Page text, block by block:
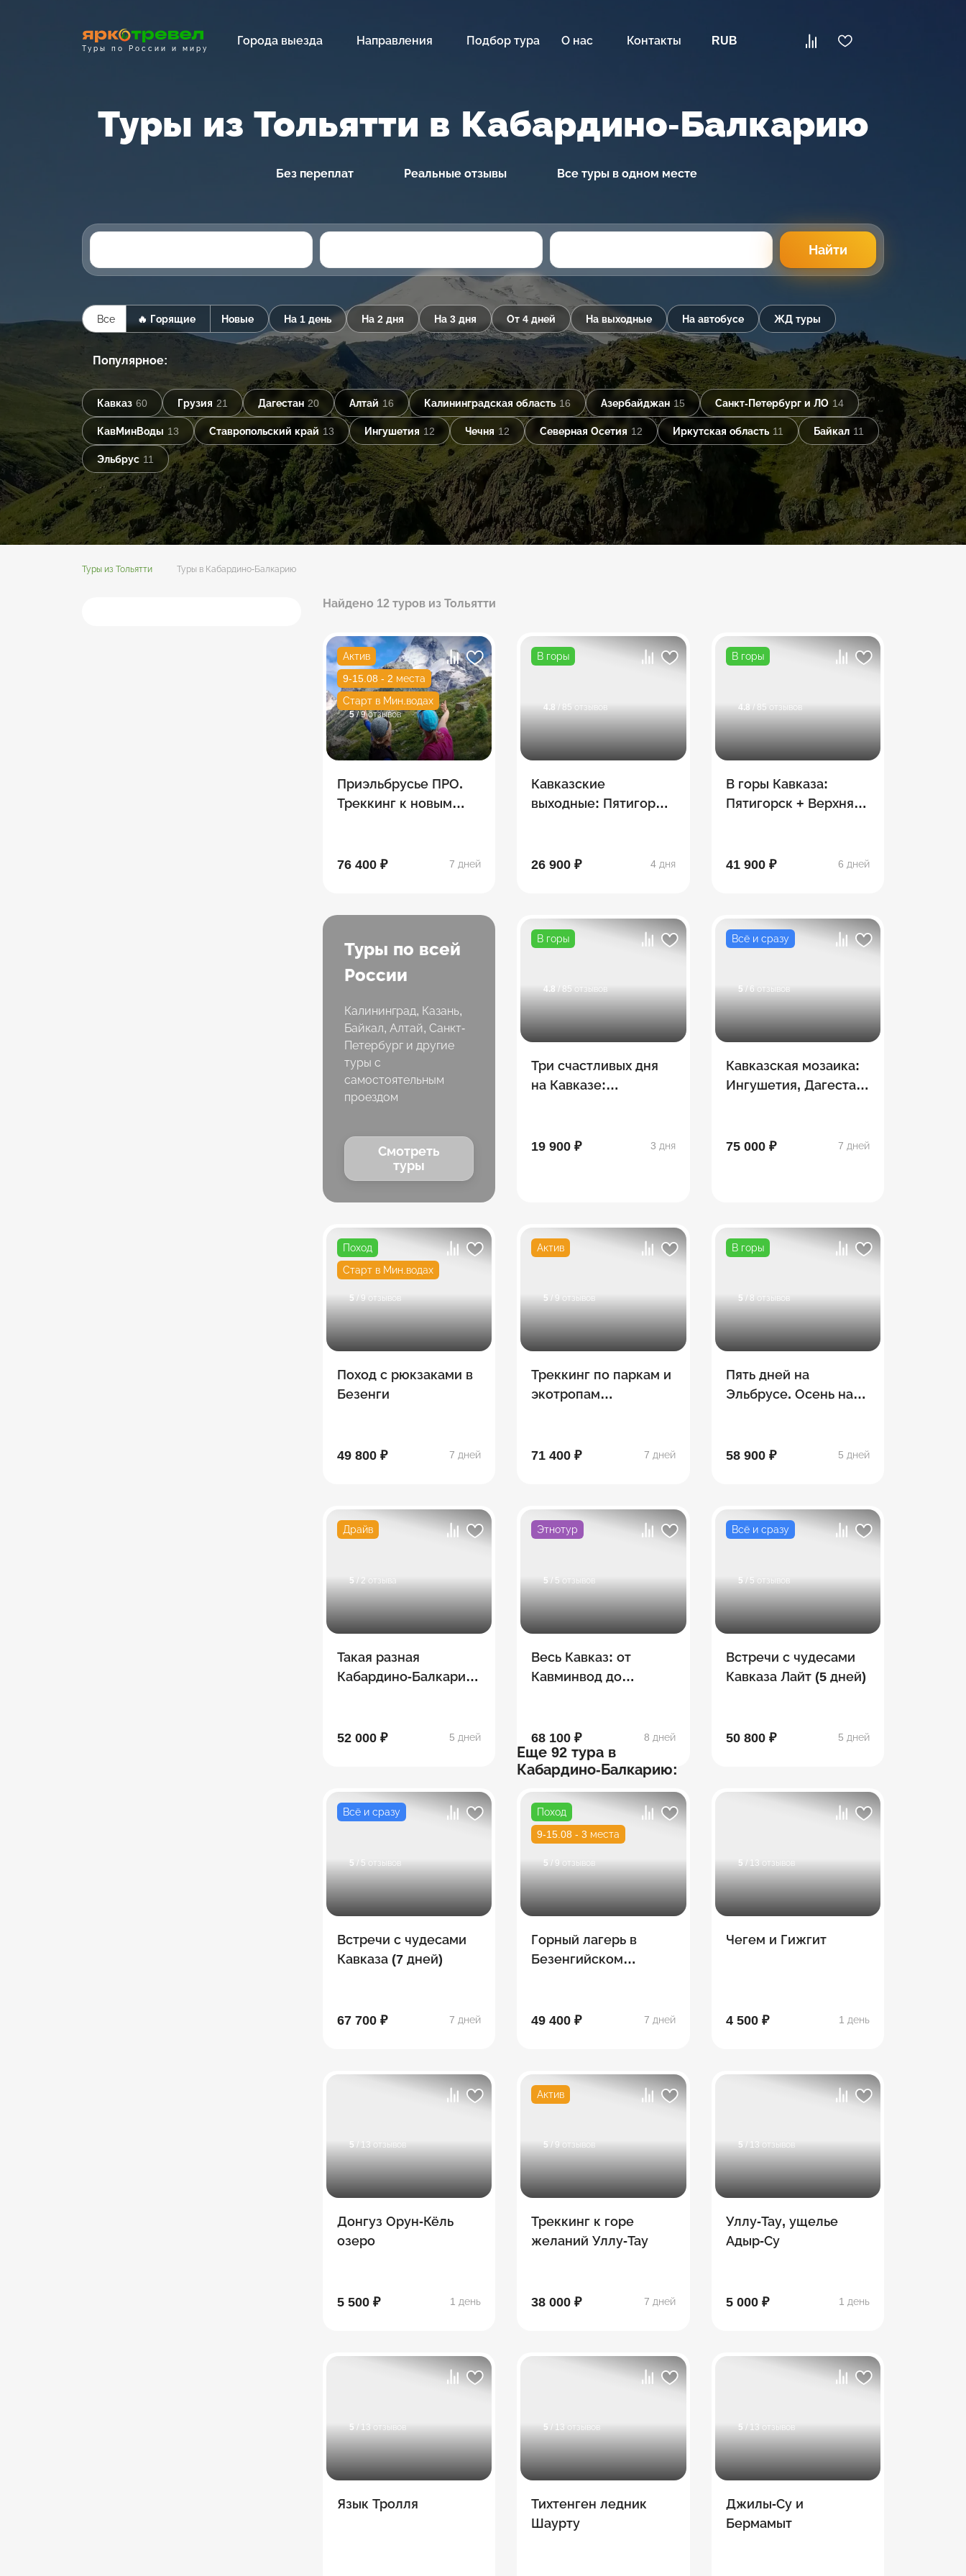
Туры по России и миру
Города выезда Направления Подбор тура О нас Контакты RUB
Туры из Тольятти в Кабардино-Балкарию
Без переплат Реальные отзывы Все туры в одном месте
Найти
Все 🔥 Горящие Новые На 1 день На 2 дня На 3 дня От 4 дней На выходные На автобусе ЖД туры
Популярное:
Кавказ 60 Грузия 21 Дагестан 20 Алтай 16 Калининградская область 16 Азербайджан 15 Санкт-Петербург и ЛО 14
КавМинВоды 13 Ставропольский край 13 Ингушетия 12 Чечня 12 Северная Осетия 12 Иркутская область 11 Байкал 11
Эльбрус 11
Туры из Тольятти Туры в Кабардино-Балкарию
Найдено 12 туров из Тольятти
Актив
9-15.08 - 2 места
Старт в Мин.водах
5/ 9 отзывов
Приэльбрусье ПРО.
Треккинг к новым
76 400 ₽ 7 дней
В горы
4.8 / 85 отзывов
Кавказские
выходные: Пятигорск
дня)
26 900 ₽ 4 дня
В горы
4.8 / 85 отзывов
В горы Кавказа:
Пятигорск + Верхняя
Приэльбрусье
41 900 ₽ 6 дней
Туры по всей
России
Калининград, Казань,
Байкал, Алтай, Санкт-
Петербург и другие
туры с
самостоятельным
проездом
Смотреть
туры
В горы
4.8 / 85 отзывов
Три счастливых дня
на Кавказе:
19 900 ₽
3 дня
Всё и сразу
5 / 6 отзывов
Кавказская мозаика:
Ингушетия, Дагестан,
75 000 ₽
7 дней
Поход
Старт в Мин.водах
5 / 9 отзывов
Поход с рюкзаками в
Безенги
49 800 ₽ 7 дней
Актив
5 / 9 отзывов
Треккинг по паркам и
экотропам
71 400 ₽
7 дней
В горы
5 / 8 отзывов
Пять дней на
Эльбрусе. Осень на
58 900 ₽ 5 дней
Драйв
5 / 2 отзыва
Такая разная
Кабардино-Балкария:
Безенги
52 000 ₽ 5 дней
Этнотур
5 / 5 отзывов
Весь Кавказ: от
Кавминвод до
68 100 ₽ 8 дней
Всё и сразу
5 / 5 отзывов
Встречи с чудесами
Кавказа Лайт (5 дней)
50 800 ₽ 5 дней
Всё и сразу
5 / 5 отзывов
Встречи с чудесами
Кавказа (7 дней)
67 700 ₽ 7 дней
Еще 92 тура в
Кабардино-Балкарию:
Поход
9-15.08 - 3 места
5 / 9 отзывов
Горный лагерь в
Безенгийском
49 400 ₽ 7 дней
5 / 13 отзывов
Чегем и Гижгит
4 500 ₽ 1 день
5 / 13 отзывов
Донгуз Орун-Кёль
озеро
5 500 ₽ 1 день
Актив
5 / 9 отзывов
Треккинг к горе
желаний Уллу-Тау
38 000 ₽ 7 дней
5 / 13 отзывов
Уллу-Тау, ущелье
Адыр-Су
5 000 ₽ 1 день
5 / 13 отзывов
Язык Тролля
5 / 13 отзывов
Тихтенген ледник
Шаурту
5 / 13 отзывов
Джилы-Су и
Бермамыт